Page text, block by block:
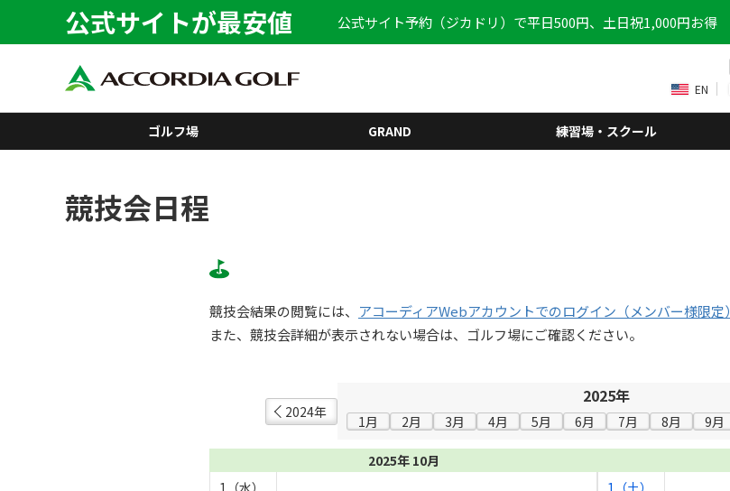
公式サイトが最安値 公式サイト予約（ジカドリ）で平日500円、土日祝1,000円お得
EN
ゴルフ場 GRAND 練習場・スクール
競技会日程
競技会結果の閲覧には、 アコーディアWebアカウントでのログイン（メンバー様限定）
また、競技会詳細が表示されない場合は、ゴルフ場にご確認ください。
2024年
2025年
1月 2月 3月 4月 5月 6月 7月 8月 9月
2025年 10月